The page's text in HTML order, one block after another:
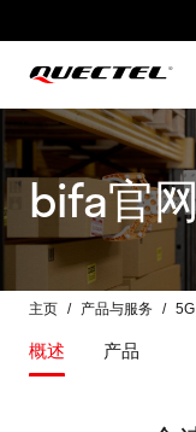
bifa官
主页 产品与服务 5G
概述 产品